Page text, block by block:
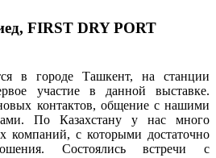
FIRST DRY PORT
в городе Ташкент, на станции
участие в данной выставке.
контактов, общение с нашими
По Казахстану у нас много
компаний, с которыми достаточно
Состоялись встречи с